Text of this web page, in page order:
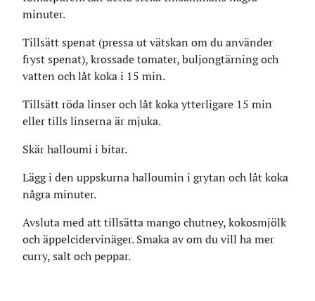
minuter.
Tillsätt spenat (pressa ut vätskan om du använder
fryst spenat), krossade tomater, buljongtärning och
vatten och låt koka i 15 min.
Tillsätt röda linser och låt koka ytterligare 15 min
eller tills linserna är mjuka.
Skär halloumi i bitar.
Lägg i den uppskurna halloumin i grytan och låt koka
några minuter.
Avsluta med att tillsätta mango chutney, kokosmjölk
och äppelcidervinäger. Smaka av om du vill ha mer
curry, salt och peppar.